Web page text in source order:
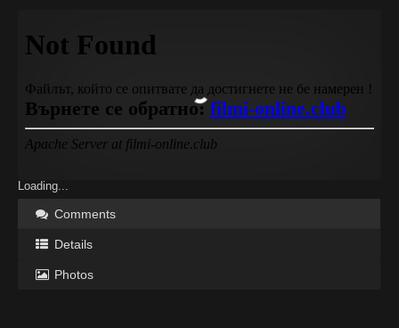
всичко
Loading...
Comments
Details
Photos